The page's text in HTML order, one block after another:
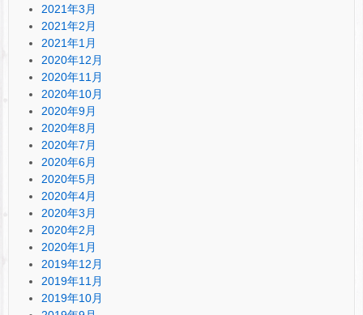
2021年3月
2021年2月
2021年1月
2020年12月
2020年11月
2020年10月
2020年9月
2020年8月
2020年7月
2020年6月
2020年5月
2020年4月
2020年3月
2020年2月
2020年1月
2019年12月
2019年11月
2019年10月